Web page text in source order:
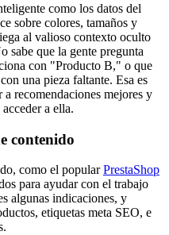
como los datos del
sobre colores, tamaños y
al valioso contexto oculto
sabe que la gente pregunta
con "Producto B," o que
una pieza faltante. Esa es
recomendaciones mejores y
a ella.
contenido
como el popularPrestaShop
para ayudar con el trabajo
algunas indicaciones, y
etiquetas meta SEO, e